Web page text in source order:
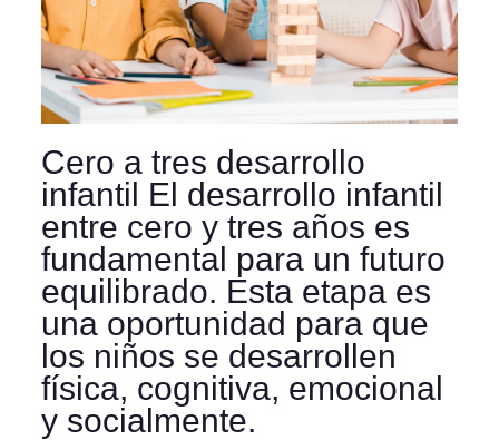
Cero a tres desarrollo
infantil El desarrollo infantil
entre cero y tres años es
fundamental para un futuro
equilibrado. Esta etapa es
una oportunidad para que
los niños se desarrollen
física, cognitiva, emocional
y socialmente.